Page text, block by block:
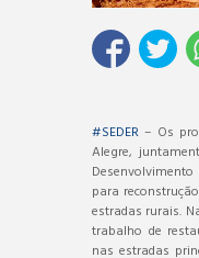
#SEDER – Os
Alegre,
para
estradas rurais.
trabalho de
nas estradas